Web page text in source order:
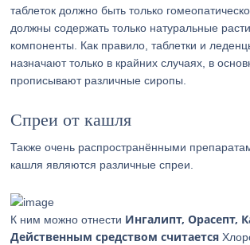
таблеток должно быть только
должны содержать только натуральные
компоненты. Как правило, таблетки и
назначают только в крайних случаях, в
прописывают различные сиропы.
Спреи от кашля
Также очень распространёнными
кашля являются различные спреи.
К ним можно отнести Ингалипт, Орасепт,
Действенным средством считается